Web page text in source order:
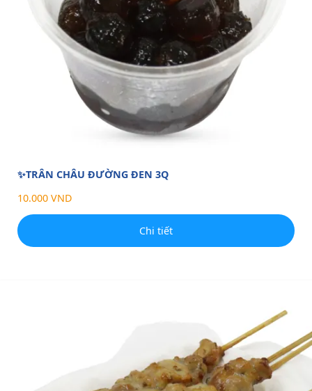
✨TRÂN CHÂU ĐƯỜNG ĐEN 3Q
10.000 VND
Chi tiết